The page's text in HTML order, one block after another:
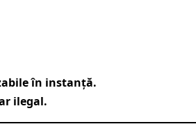
în instanță.
ilegal.